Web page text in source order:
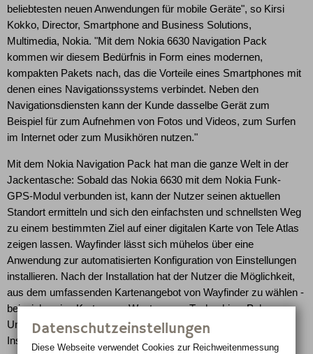
beliebtesten neuen Anwendungen für mobile Geräte", so Kirsi
Kokko, Director, Smartphone and Business Solutions,
Multimedia, Nokia. "Mit dem Nokia 6630 Navigation Pack
kommen wir diesem Bedürfnis in Form eines modernen,
kompakten Pakets nach, das die Vorteile eines Smartphones mit
denen eines Navigationssystems verbindet. Neben den
Navigationsdiensten kann der Kunde dasselbe Gerät zum
Beispiel für zum Aufnehmen von Fotos und Videos, zum Surfen
im Internet oder zum Musikhören nutzen."
Mit dem Nokia Navigation Pack hat man die ganze Welt in der
Jackentasche: Sobald das Nokia 6630 mit dem Nokia Funk-
GPS-Modul verbunden ist, kann der Nutzer seinen aktuellen
Standort ermitteln und sich den einfachsten und schnellsten Weg
zu einem bestimmten Ziel auf einer digitalen Karte von Tele Atlas
zeigen lassen. Wayfinder lässt sich mühelos über eine
Anwendung zur automatisierten Konfiguration von Einstellungen
installieren. Nach der Installation hat der Nutzer die Möglichkeit,
aus dem umfassenden Kartenangebot von Wayfinder zu wählen -
beispielsweise Karten aus Westeuropa, Tschechien, Polen,
Ungarn und Griechenland. Die Karten lassen sich nach der
Installation direkt verwenden.
Datenschutzeinstellungen
Diese Webseite verwendet Cookies zur Reichweiten­messung